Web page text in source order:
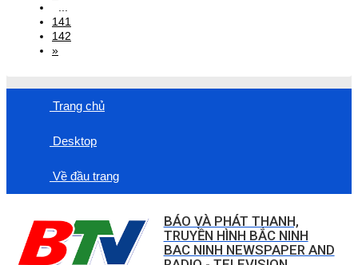
141
142
»
Trang chủ
Desktop
Về đầu trang
BÁO VÀ PHÁT THANH,
TRUYỀN HÌNH BẮC NINH
BAC NINH NEWSPAPER AND